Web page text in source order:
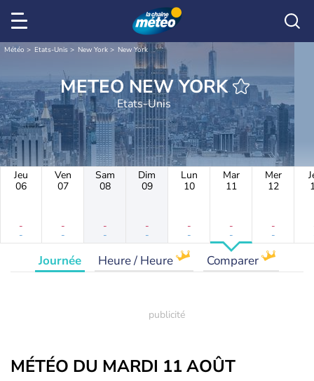
Météo Etats-Unis New York New York
METEO NEW YORK
Etats-Unis
Jeu
06
-
-
Ven
07
-
-
Sam
08
-
-
Dim
09
-
-
Lun
10
-
-
Mar
11
-
-
Mer
12
-
-
Journée Heure / Heure Comparer
MÉTÉO DU MARDI 11 AOÛT